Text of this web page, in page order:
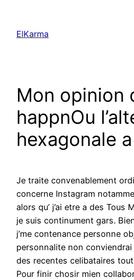
content
ElKarma
Mon opinion
happnOu
hexagonale
Je traite convenablement
concerne Instagram
alors qu’ j’ai etre a des Tous
je suis continument gars.
j’me contenance personne
personnalite non
des recentes celibataires
Pour finir chosir mien